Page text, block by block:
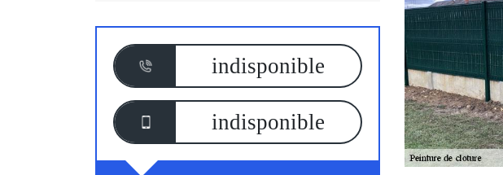
indisponible
indisponible